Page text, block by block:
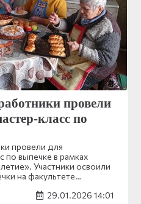
провели
класс по
провели для
по выпечке в рамках
Участники освоили
на факультете…
29.01.2026 14:01